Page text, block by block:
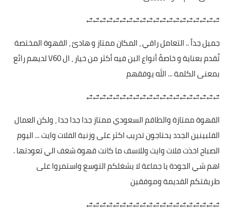
⥄⥄⥄⥄⥄⥄⥄⥄⥄⥄⥄⥄⥄⥄⥄⥄⥄⥄⥄⥄
جميل جداً .. التعامل راقي ، المكان ممتاز و هادئ ، القهوة المختصة
تُقدم بعناية و خاصةً أنواع البن فيه أكثر من خيار ، ال V60 لديهم رائع
بمعنى الكلمة ... الله يوفقهم
⥄⥄⥄⥄⥄⥄⥄⥄⥄⥄⥄⥄⥄⥄⥄⥄⥄⥄⥄⥄
القهوة ممتازة والطاقم السعودي ممتاز جدا جدا جدا ، ولكن العمال
الفلبينين الجدد يحتاجون تدريب اكثر على وزنية الفلات وايت ... اليوم
الصباح اخذت فلات وايت وللاسف ما كانت قهوة شغف الي تعودتها .
اهم شي الجودة يا جماعة لا يشغلكم التوسع واستمروا على
طريقتكم القديمة وموفقين
⥄⥄⥄⥄⥄⥄⥄⥄⥄⥄⥄⥄⥄⥄⥄⥄⥄⥄⥄⥄